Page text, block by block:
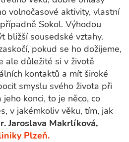
volnočasové aktivity, vlastní
Sokol. Výhodou
bližší sousedské vztahy.
pokud se ho dožijeme,
ale důležité si v životě
kontaktů a mít široké
smyslu svého života při
konci, to je něco, co
v jakémkoliv věku, tím, jak
Jaroslava Makrlíková,
Plzeň.